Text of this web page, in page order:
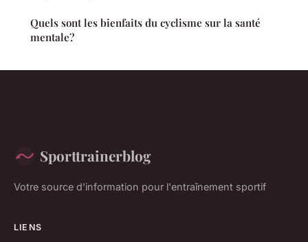
Quels sont les bienfaits du cyclisme sur la santé
mentale?
Sporttrainerblog
Votre source d'information pour l'entraînement sportif
LIENS